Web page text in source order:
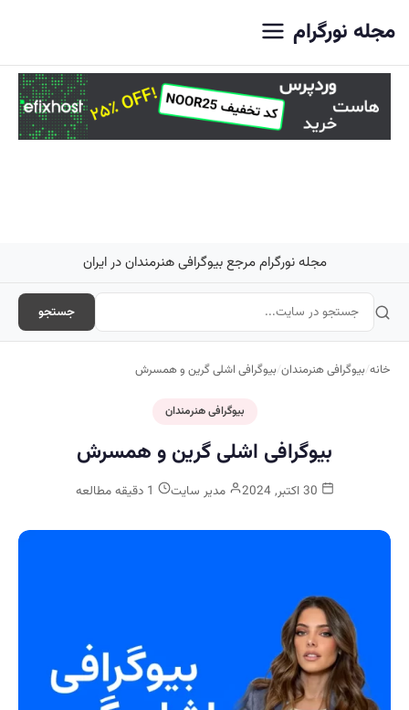
مجله نورگرام
مجله نورگرام مرجع بیوگرافی هنرمندان در ایران
جستجو
خانه/بیوگرافی هنرمندان/بیوگرافی اشلی گرین و همسرش
بیوگرافی هنرمندان
بیوگرافی اشلی گرین و همسرش
مدیر سایت